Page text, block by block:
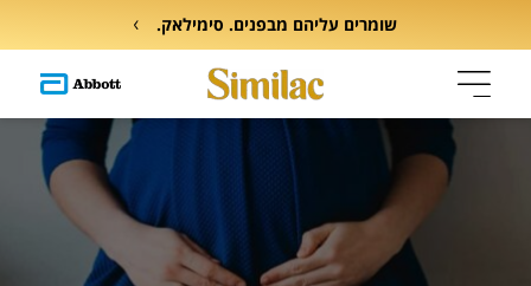
שומרים עליהם מבפנים. סימילאק.